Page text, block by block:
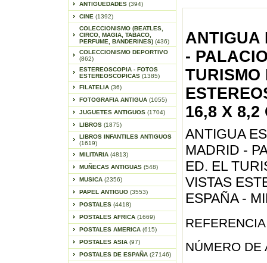
ANTIGUEDADES (394)
CINE (1392)
COLECCIONISMO (BEATLES,
CIRCO, MAGIA, TABACO,
PERFUME, BANDERINES) (436)
COLECCIONISMO DEPORTIVO
(862)
ESTEREOSCOPIA - FOTOS
ESTEREOSCOPICAS (1385)
FILATELIA (36)
FOTOGRAFIA ANTIGUA (1055)
JUGUETES ANTIGUOS (1704)
LIBROS (1875)
LIBROS INFANTILES ANTIGUOS
(1619)
MILITARIA (4813)
MUÑECAS ANTIGUAS (548)
MUSICA (2356)
PAPEL ANTIGUO (3553)
POSTALES (4418)
POSTALES AFRICA (1669)
POSTALES AMERICA (615)
POSTALES ASIA (97)
POSTALES DE ESPAÑA (27146)
ANTIGUA
-
TURISMO
16,8 X 8,2
ANTIGUA
MADRID -
ED. EL
VISTAS
ESPAÑA -
NÚMERO DE